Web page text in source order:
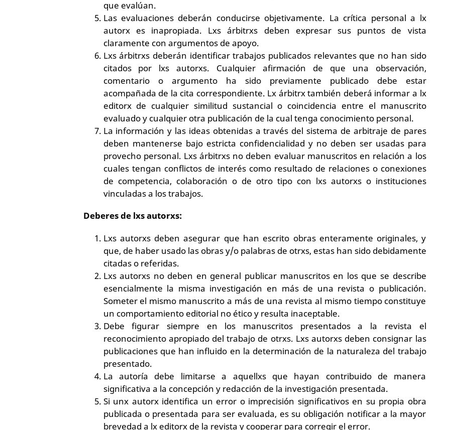
que evalúan.
Las evaluaciones deberán conducirse objetivamente. La crítica personal a lx
autorx es inapropiada. Lxs árbitrxs deben expresar sus puntos de vista
claramente con argumentos de apoyo.
Lxs árbitrxs deberán identificar trabajos publicados relevantes que no han sido
citados por lxs autorxs. Cualquier afirmación de que una observación,
comentario o argumento ha sido previamente publicado debe estar
acompañada de la cita correspondiente. Lx árbitrx también deberá informar a lx
editorx de cualquier similitud sustancial o coincidencia entre el manuscrito
evaluado y cualquier otra publicación de la cual tenga conocimiento personal.
La información y las ideas obtenidas a través del sistema de arbitraje de pares
deben mantenerse bajo estricta confidencialidad y no deben ser usadas para
provecho personal. Lxs árbitrxs no deben evaluar manuscritos en relación a los
cuales tengan conflictos de interés como resultado de relaciones o conexiones
de competencia, colaboración o de otro tipo con lxs autorxs o instituciones
vinculadas a los trabajos.
Deberes de lxs autorxs:
Lxs autorxs deben asegurar que han escrito obras enteramente originales, y
que, de haber usado las obras y/o palabras de otrxs, estas han sido debidamente
citadas o referidas.
Lxs autorxs no deben en general publicar manuscritos en los que se describe
esencialmente la misma investigación en más de una revista o publicación.
Someter el mismo manuscrito a más de una revista al mismo tiempo constituye
un comportamiento editorial no ético y resulta inaceptable.
Debe figurar siempre en los manuscritos presentados a la revista el
reconocimiento apropiado del trabajo de otrxs. Lxs autorxs deben consignar las
publicaciones que han influido en la determinación de la naturaleza del trabajo
presentado.
La autoría debe limitarse a aquellxs que hayan contribuido de manera
significativa a la concepción y redacción de la investigación presentada.
Si unx autorx identifica un error o imprecisión significativos en su propia obra
publicada o presentada para ser evaluada, es su obligación notificar a la mayor
brevedad a lx editorx de la revista y cooperar para corregir el error.